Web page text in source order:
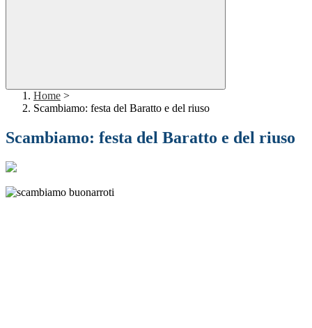
Home >
Scambiamo: festa del Baratto e del riuso
Scambiamo: festa del Baratto e del riuso